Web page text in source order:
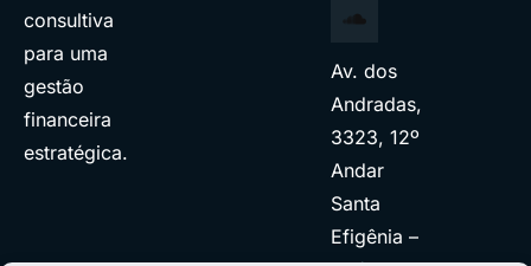
consultiva
para uma
gestão
financeira
estratégica.
Av. dos
Andradas,
3323, 12º
Andar
Santa
Efigênia –